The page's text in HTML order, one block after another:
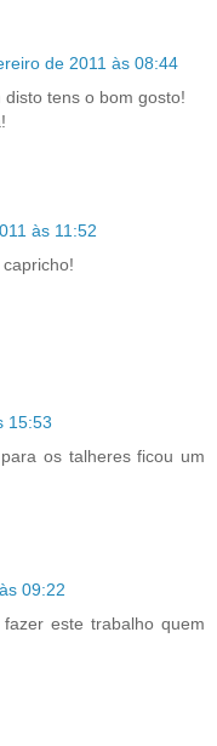
de 2011 às 08:44
tens o bom gosto!
às 11:52
15:53
os talheres ficou um
09:22
este trabalho quem